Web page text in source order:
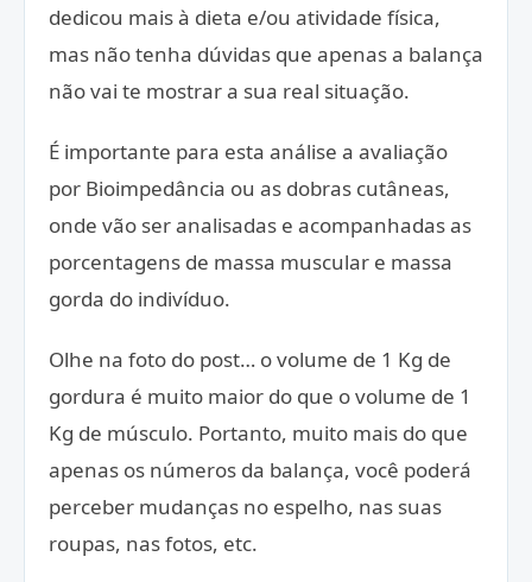
dedicou mais à dieta e/ou atividade física,
mas não tenha dúvidas que apenas a balança
não vai te mostrar a sua real situação.
É importante para esta análise a avaliação
por Bioimpedância ou as dobras cutâneas,
onde vão ser analisadas e acompanhadas as
porcentagens de massa muscular e massa
gorda do indivíduo.
Olhe na foto do post… o volume de 1 Kg de
gordura é muito maior do que o volume de 1
Kg de músculo. Portanto, muito mais do que
apenas os números da balança, você poderá
perceber mudanças no espelho, nas suas
roupas, nas fotos, etc.